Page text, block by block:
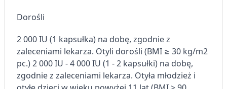
Dorośli
2 000 IU (1 kapsułka) na dobę, zgodnie z
zaleceniami lekarza. Otyli dorośli (BMI ≥ 30 kg/m2
pc.) 2 000 IU - 4 000 IU (1 - 2 kapsułki) na dobę,
zgodnie z zaleceniami lekarza. Otyła młodzież i